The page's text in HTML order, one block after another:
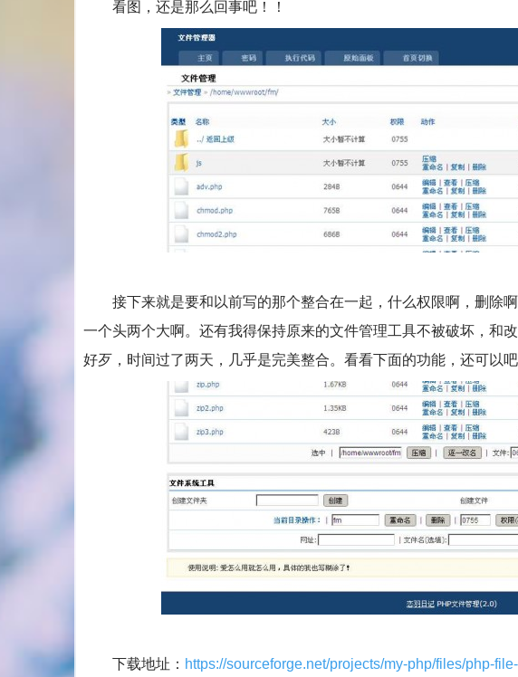
看图，还是那么回事吧！！
接下来就是要和以前写的那个整合在一起，什么权限啊，删除啊
一个头两个大啊。还有我得保持原来的文件管理工具不被破坏，和
好歹，时间过了两天，几乎是完美整合。看看下面的功能，还可以吧
下载地址： https://sourceforge.net/projects/my-php/files/php-